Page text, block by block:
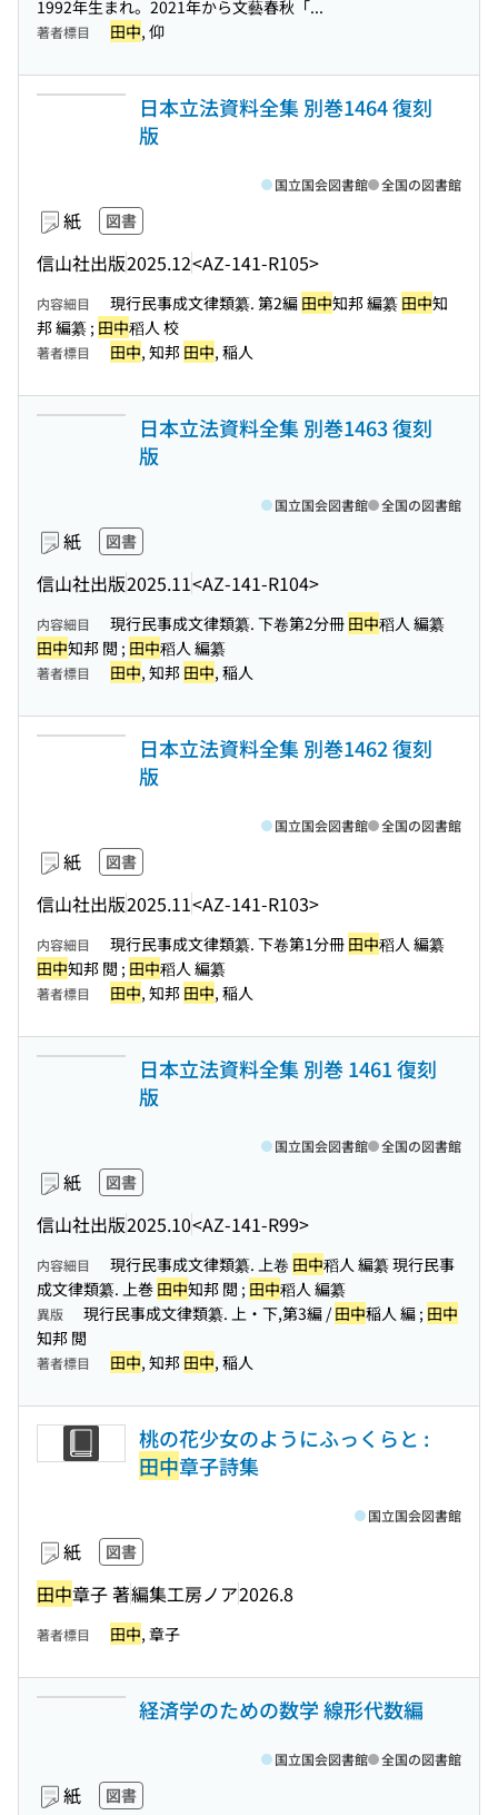
1992年生まれ。2021年から文藝春秋「...
著者標目 田中, 仰
日本立法資料全集 別巻1464 復刻
版
紙 図書
信山社出版2025.12<AZ-141-R105>
国立国会図書館 全国の図書館
内容細目 現行民事成文律類纂. 第2編 田中知邦 編纂 田中知
邦 編纂 ; 田中稻人 校
著者標目 田中, 知邦 田中, 稲人
日本立法資料全集 別巻1463 復刻
版
紙 図書
信山社出版2025.11<AZ-141-R104>
国立国会図書館 全国の図書館
内容細目 現行民事成文律類纂. 下卷第2分冊 田中稻人 編纂
田中知邦 閲 ; 田中稻人 編纂
著者標目 田中, 知邦 田中, 稲人
日本立法資料全集 別巻1462 復刻
版
紙 図書
信山社出版2025.11<AZ-141-R103>
国立国会図書館 全国の図書館
内容細目 現行民事成文律類纂. 下卷第1分冊 田中稻人 編纂
田中知邦 閲 ; 田中稻人 編纂
著者標目 田中, 知邦 田中, 稲人
日本立法資料全集 別巻 1461 復刻
版
紙 図書
信山社出版2025.10<AZ-141-R99>
国立国会図書館 全国の図書館
内容細目 現行民事成文律類纂. 上卷 田中稻人 編纂 現行民事
成文律類纂. 上巻 田中知邦 閲 ; 田中稻人 編纂
異版 現行民事成文律類纂. 上・下,第3編 /田中稲人 編 ; 田中
知邦 閲
著者標目 田中, 知邦 田中, 稲人
桃の花少女のようにふっくらと :
田中章子詩集
紙 図書
田中章子 著編集工房ノア2026.8
国立国会図書館
著者標目 田中, 章子
経済学のための数学 線形代数編
紙 図書
国立国会図書館 全国の図書館